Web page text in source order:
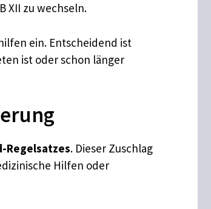
XII zu wechseln.
ein. Entscheidend ist
ist oder schon länger
Regelsatzes. Dieser Zuschlag
Hilfen oder